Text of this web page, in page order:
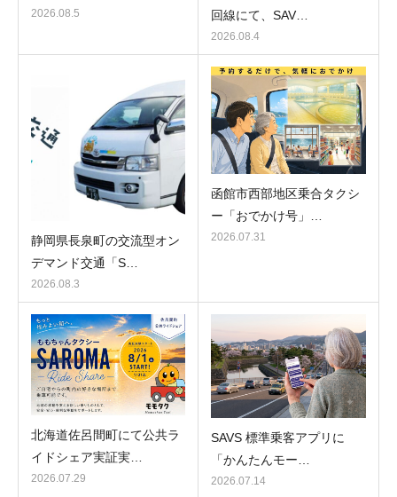
2026.08.5
回線にて、SAV…
2026.08.4
静岡県長泉町の交流型オン
デマンド交通「S…
2026.08.3
函館市西部地区乗合タクシ
ー「おでかけ号」…
2026.07.31
北海道佐呂間町にて公共ラ
イドシェア実証実…
2026.07.29
SAVS 標準乗客アプリに
「かんたんモー…
2026.07.14